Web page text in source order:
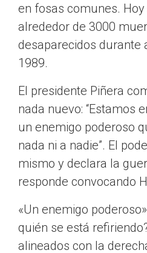
en fosas comunes.
alrededor de 3000
desaparecidos durante
1989.
El presidente Piñera
nada nuevo: “Estamos
un enemigo poderoso
nada ni a nadie”. El
mismo y declara la
responde convocando
«Un enemigo
quién se está
alineados con la